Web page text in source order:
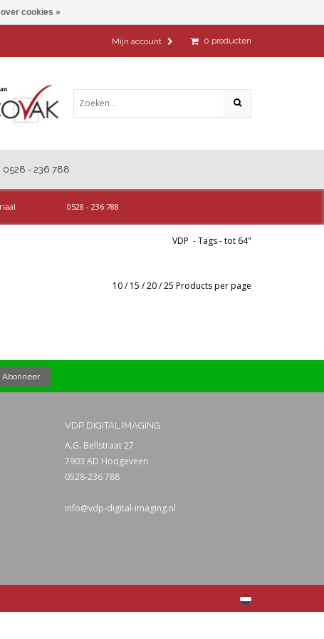
0 producten
Mijn account
0528 - 236 788
0528 - 236 788
VDP -Tags-tot 64"
10/15 /20/25 Products per page
VDP DIGITAL IMAGING
A.G. Bellstraat 27
7903 AD Hoogeveen
0528-236 788
info@vdp-digital-imaging.nl
over cookies »